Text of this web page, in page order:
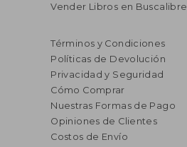
Vender Libros en Buscalibre
Términos y Condiciones
Políticas de Devolución
Privacidad y Seguridad
Cómo Comprar
Nuestras Formas de Pago
Opiniones de Clientes
Costos de Envío